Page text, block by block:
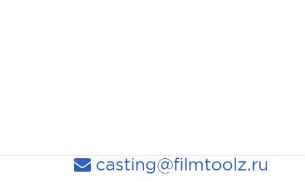
casting@filmtoolz.ru